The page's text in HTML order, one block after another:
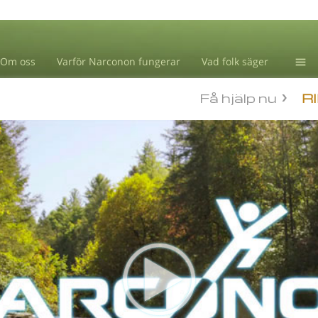
Om oss Varför Narconon fungerar Vad folk säger
L.
Få hjälp nu